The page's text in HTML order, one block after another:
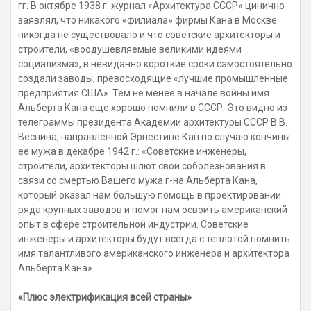
гг. В октябре 1938 г. журнал «Архитектура СССР» цинично
заявлял, что никакого «филиала» фирмы Кана в Москве
никогда не существовало и что советские архитекторы и
строители, «воодушевляемые великими идеями
социализма», в невиданно короткие сроки самостоятельно
создали заводы, превосходящие «лучшие промышленные
предприятия США». Тем не менее в начале войны имя
Альберта Кана еще хорошо помнили в СССР. Это видно из
телеграммы президента Академии архитектуры СССР В.В.
Веснина, направленной Эрнестине Кан по случаю кончины
ее мужа в декабре 1942 г.: «Советские инженеры,
строители, архитекторы шлют свои соболезнования в
связи со смертью Вашего мужа г-на Альберта Кана,
который оказал нам большую помощь в проектировании
ряда крупных заводов и помог нам освоить американский
опыт в сфере строительной индустрии. Советские
инженеры и архитекторы будут всегда с теплотой помнить
имя талантливого американского инженера и архитектора
Альберта Кана».
«Плюс электрификация всей страны»